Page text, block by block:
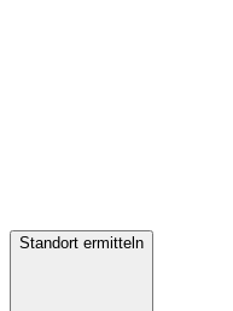
Standort ermitteln